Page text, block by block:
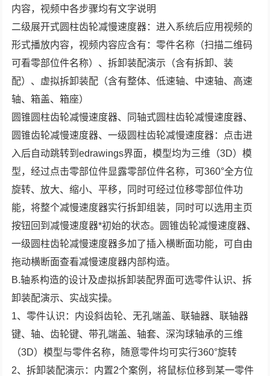
内容，视频中各步骤均有文字说明
二级展开式圆柱齿轮减慢速度器：进入系统后应用视频的
形式播放内容，视频内容应含有：零件名称（扫描二维码
可看零部位件名称）、拆卸装配演示（含有拆卸、装
配）、虚拟拆卸装配（含有整体、低速轴、中速轴、高速
轴、箱盖、箱座）
圆锥圆柱齿轮减慢速度器、同轴式圆柱齿轮减慢速度器、
圆锥齿轮减慢速度器、一级圆柱齿轮减慢速度器：点击进
入后自动跳转到edrawings界面，模型均为三维（3D）模
型，经过点击零部位件显露零部位件名称，可360°全方位
旋转、放大、缩小、平移，同时可经过位移零部位件功
能，将整个减慢速度器实行拆卸组装，同时可以选用主页
按钮回到减慢速度器*初始的状态。圆锥齿轮减慢速度器、
一级圆柱齿轮减慢速度器多加了插入横断面功能，可自由
拖动横断面查看减慢速度器内部构造。
B.轴系构造的设计及虚拟拆卸装配界面可选零件认识、拆
卸装配演示、实战实操。
1、零件认识：内设斜齿轮、无孔端盖、联轴器、联轴器
键、轴、齿轮键、带孔端盖、轴套、深沟球轴承的三维
（3D）模型与零件名称，随意零件均可实行360°旋转
2、拆卸装配演示：内置2个案例，将鼠标位移到某一零件